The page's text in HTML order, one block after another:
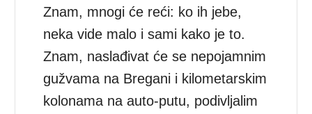
Znam, mnogi će reći: ko ih jebe,
neka vide malo i sami kako je to.
Znam, naslađivat će se nepojamnim
gužvama na Bregani i kilometarskim
kolonama na auto-putu, podivljalim